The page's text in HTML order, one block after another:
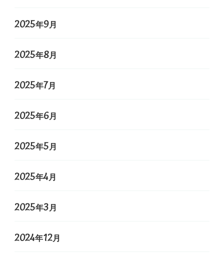
2025年9月
2025年8月
2025年7月
2025年6月
2025年5月
2025年4月
2025年3月
2024年12月